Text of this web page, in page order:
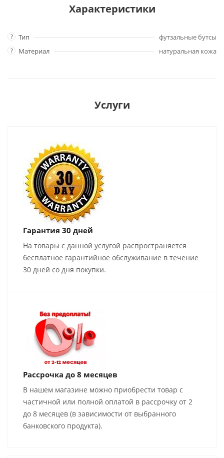
Характеристики
? Тип футзальные бутсы
? Материал натуральная кожа
Услуги
Гарантия 30 дней
На товары с данной услугой распространяется
бесплатное гарантийное обслуживание в течение
30 дней со дня покупки.
Рассрочка до 8 месяцев
В нашем магазине можно приобрести товар с
частичной или полной оплатой в рассрочку от 2
до 8 месяцев (в зависимости от выбранного
банковского продукта).